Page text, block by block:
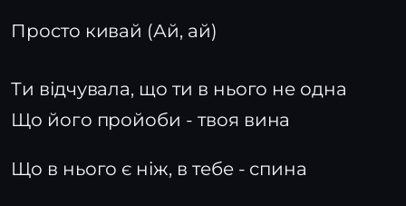
Просто кивай (Ай, ай)
Ти відчувала, що ти в нього не одна
Що його пройоби - твоя вина
Що в нього є ніж, в тебе - спина